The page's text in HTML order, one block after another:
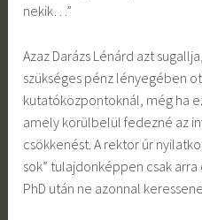
nekik…”
Azaz Darázs Lénárd azt
szükséges pénz lényegében
kutatóközpontoknál, még ha
amely körülbelül fedezné az
csökkenést. A rektor úr
sok” tulajdonképpen csak
PhD után ne azonnal